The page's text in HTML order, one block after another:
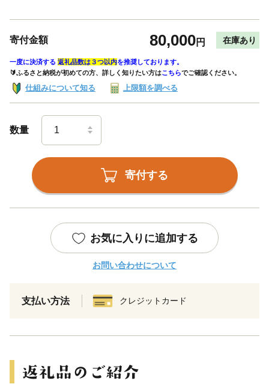
寄付金額 80,000円 在庫あり
一度に決済する 返礼品数は３つ以内を推奨しております。
🔰ふるさと納税が初めての方、詳しく知りたい方はこちらでご確認ください。
仕組みについて知る 上限額を調べる
数量
寄付する
お気に入りに追加する
お問い合わせについて
支払い方法 クレジットカード